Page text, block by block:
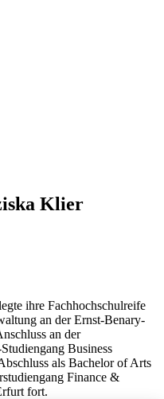
Klier
ihre Fachhochschulreife
an der Ernst-Benary-
an der
Business
als Bachelor of Arts
Finance &
fort.